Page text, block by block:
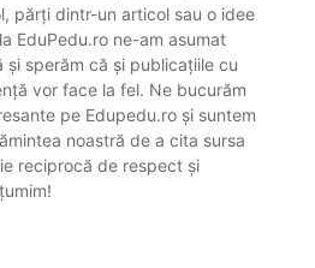
părți dintr-un articol sau o idee
EduPedu.ro ne-am asumat
sperăm că și publicațiile cu
vor face la fel. Ne bucurăm
pe Edupedu.ro și suntem
noastră de a cita sursa
reciprocă de respect și